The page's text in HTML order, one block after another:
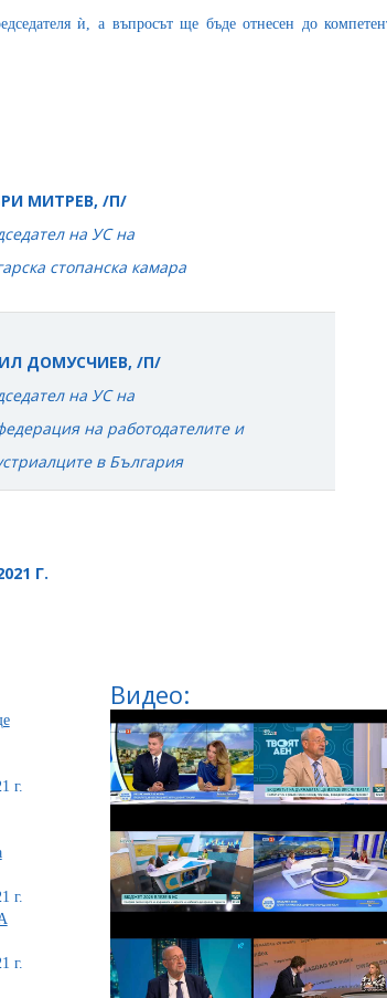
ѝ, а въпросът ще бъде отнесен до
МИТРЕВ, /П/
на УС на
стопанска камара
ДОМУСЧИЕВ, /П/
на УС на
на работодателите и
в България
Г.
г.
г.
г.
Видео: